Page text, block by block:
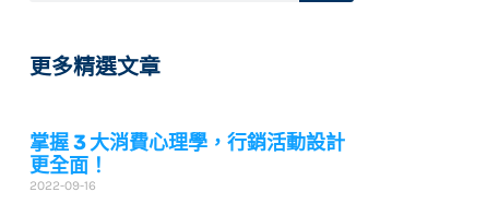
更多精選文章
掌握 3 大消費心理學，行銷活動設計
更全面！
2022-09-16